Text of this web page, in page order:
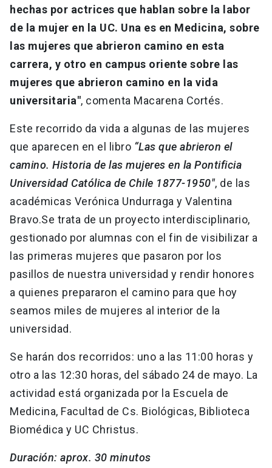
hechas por actrices que hablan sobre la labor
de la mujer en la UC. Una es en Medicina, sobre
las mujeres que abrieron camino en esta
carrera, y otro en campus oriente sobre las
mujeres que abrieron camino en la vida
universitaria", comenta Macarena Cortés.
Este recorrido da vida a algunas de las mujeres
que aparecen en el libro “Las que abrieron el
camino. Historia de las mujeres en la Pontificia
Universidad Católica de Chile 1877-1950", de las
académicas Verónica Undurraga y Valentina
Bravo.Se trata de un proyecto interdisciplinario,
gestionado por alumnas con el fin de visibilizar a
las primeras mujeres que pasaron por los
pasillos de nuestra universidad y rendir honores
a quienes prepararon el camino para que hoy
seamos miles de mujeres al interior de la
universidad.
Se harán dos recorridos: uno a las 11:00 horas y
otro a las 12:30 horas, del sábado 24 de mayo. La
actividad está organizada por la Escuela de
Medicina, Facultad de Cs. Biológicas, Biblioteca
Biomédica y UC Christus.
Duración: aprox. 30 minutos